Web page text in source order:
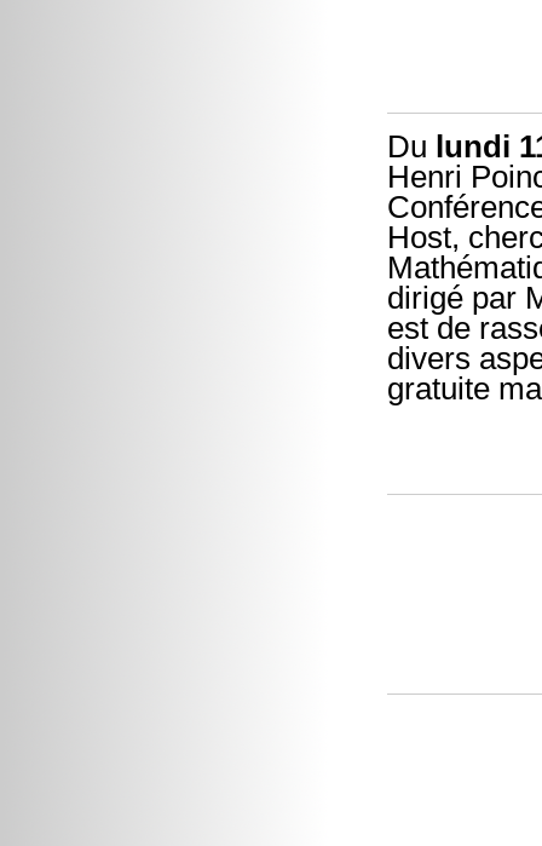
Du lundi
Henri
Host,
dirigé par
est de
divers
gratuite